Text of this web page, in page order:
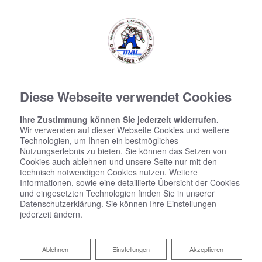
3D Badplaner
Diese Webseite verwendet Cookies
Ihre Zustimmung können Sie jederzeit widerrufen.
Wir verwenden auf dieser Webseite Cookies und weitere
Technologien, um Ihnen ein bestmögliches
Nutzungserlebnis zu bieten. Sie können das Setzen von
Cookies auch ablehnen und unsere Seite nur mit den
technisch notwendigen Cookies nutzen. Weitere
Informationen, sowie eine detaillierte Übersicht der Cookies
und eingesetzten Technologien finden Sie in unserer
Datenschutzerklärung. Sie können Ihre Einstellungen
jederzeit ändern.
Akzeptieren
Einstellungen
Ablehnen
Ablehnen